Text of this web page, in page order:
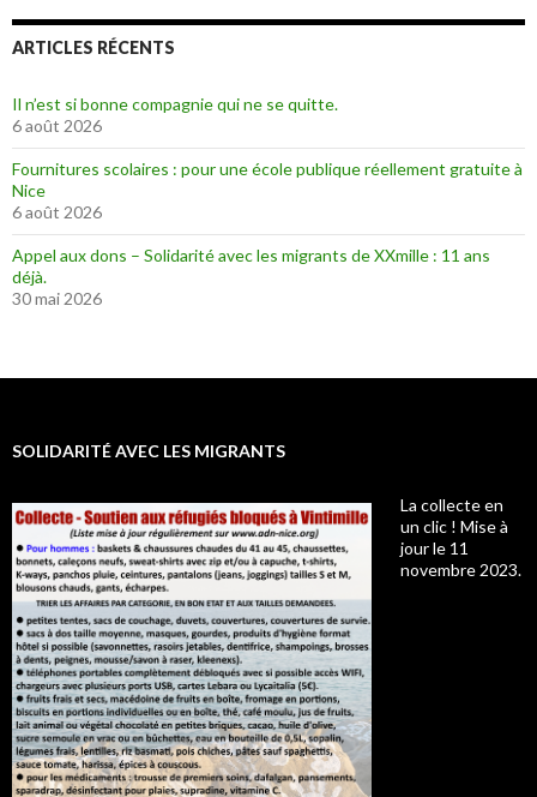
ARTICLES RÉCENTS
Il n’est si bonne compagnie qui ne se quitte.
6 août 2026
Fournitures scolaires : pour une école publique réellement gratuite à
Nice
6 août 2026
Appel aux dons – Solidarité avec les migrants de XXmille : 11 ans
déjà.
30 mai 2026
SOLIDARITÉ AVEC LES MIGRANTS
La collecte en
un clic ! Mise à
jour le 11
novembre 2023.